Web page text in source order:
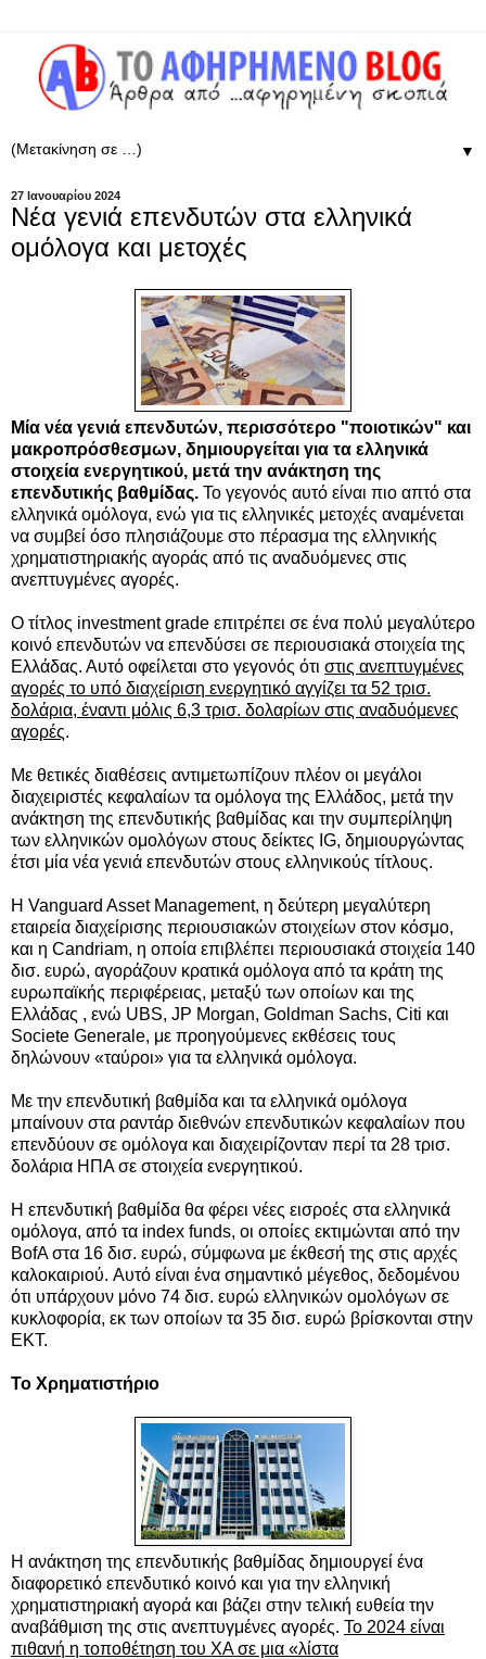
▼
27 Ιανουαρίου 2024
Νέα γενιά επενδυτών στα ελληνικά
ομόλογα και μετοχές
Μία νέα γενιά επενδυτών, περισσότερo "ποιοτικών" και
μακροπρόσθεσμων, δημιουργείται για τα ελληνικά
στοιχεία ενεργητικού, μετά την ανάκτηση της
επενδυτικής βαθμίδας. Το γεγονός αυτό είναι πιο απτό στα
ελληνικά ομόλογα, ενώ για τις ελληνικές μετοχές αναμένεται
να συμβεί όσο πλησιάζουμε στο πέρασμα της ελληνικής
χρηματιστηριακής αγοράς από τις αναδυόμενες στις
ανεπτυγμένες αγορές.
Ο τίτλος investment grade επιτρέπει σε ένα πολύ μεγαλύτερο
κοινό επενδυτών να επενδύσει σε περιουσιακά στοιχεία της
Ελλάδας. Αυτό οφείλεται στο γεγονός ότι στις ανεπτυγμένες
αγορές το υπό διαχείριση ενεργητικό αγγίζει τα 52 τρισ.
δολάρια, έναντι μόλις 6,3 τρισ. δολαρίων στις αναδυόμενες
αγορές.
Με θετικές διαθέσεις αντιμετωπίζουν πλέον οι μεγάλοι
διαχειριστές κεφαλαίων τα ομόλογα της Ελλάδος, μετά την
ανάκτηση της επενδυτικής βαθμίδας και την συμπερίληψη
των ελληνικών ομολόγων στους δείκτες IG, δημιουργώντας
έτσι μία νέα γενιά επενδυτών στους ελληνικούς τίτλους.
Η Vanguard Asset Management, η δεύτερη μεγαλύτερη
εταιρεία διαχείρισης περιουσιακών στοιχείων στον κόσμο,
και η Candriam, η οποία επιβλέπει περιουσιακά στοιχεία 140
δισ. ευρώ, αγοράζουν κρατικά ομόλογα από τα κράτη της
ευρωπαϊκής περιφέρειας, μεταξύ των οποίων και της
Ελλάδας , ενώ UBS, JP Morgan, Goldman Sachs, Citi και
Societe Generale, με προηγούμενες εκθέσεις τους
δηλώνουν «ταύροι» για τα ελληνικά ομόλογα.
Με την επενδυτική βαθμίδα και τα ελληνικά ομόλογα
μπαίνουν στα ραντάρ διεθνών επενδυτικών κεφαλαίων που
επενδύουν σε ομόλογα και διαχειρίζονταν περί τα 28 τρισ.
δολάρια ΗΠΑ σε στοιχεία ενεργητικού.
Η επενδυτική βαθμίδα θα φέρει νέες εισροές στα ελληνικά
ομόλογα, από τα index funds, οι οποίες εκτιμώνται από την
BofA στα 16 δισ. ευρώ, σύμφωνα με έκθεσή της στις αρχές
καλοκαιριού. Αυτό είναι ένα σημαντικό μέγεθος, δεδομένου
ότι υπάρχουν μόνο 74 δισ. ευρώ ελληνικών ομολόγων σε
κυκλοφορία, εκ των οποίων τα 35 δισ. ευρώ βρίσκονται στην
ΕΚΤ.
Το Χρηματιστήριο
Η ανάκτηση της επενδυτικής βαθμίδας δημιουργεί ένα
διαφορετικό επενδυτικό κοινό και για την ελληνική
χρηματιστηριακή αγορά και βάζει στην τελική ευθεία την
αναβάθμιση της στις ανεπτυγμένες αγορές. Το 2024 είναι
πιθανή η τοποθέτηση του ΧΑ σε μια «λίστα